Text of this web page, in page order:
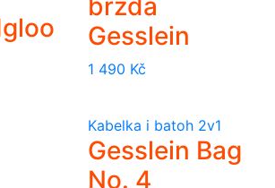
brzda
Gesslein
1 490 Kč
Kabelka i batoh 2v1
Gesslein Bag
No. 4